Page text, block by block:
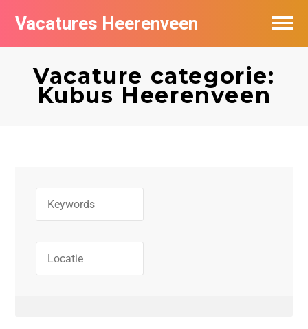
Vacatures Heerenveen
Vacature categorie:
Kubus Heerenveen
Vacatures per bedrijf
De populairste vacatures in Heerenveen